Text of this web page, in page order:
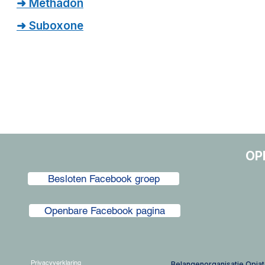
➜ Methadon
➜ Suboxone
Besloten Facebook groep
Openbare Facebook pagina
Privacyverklaring